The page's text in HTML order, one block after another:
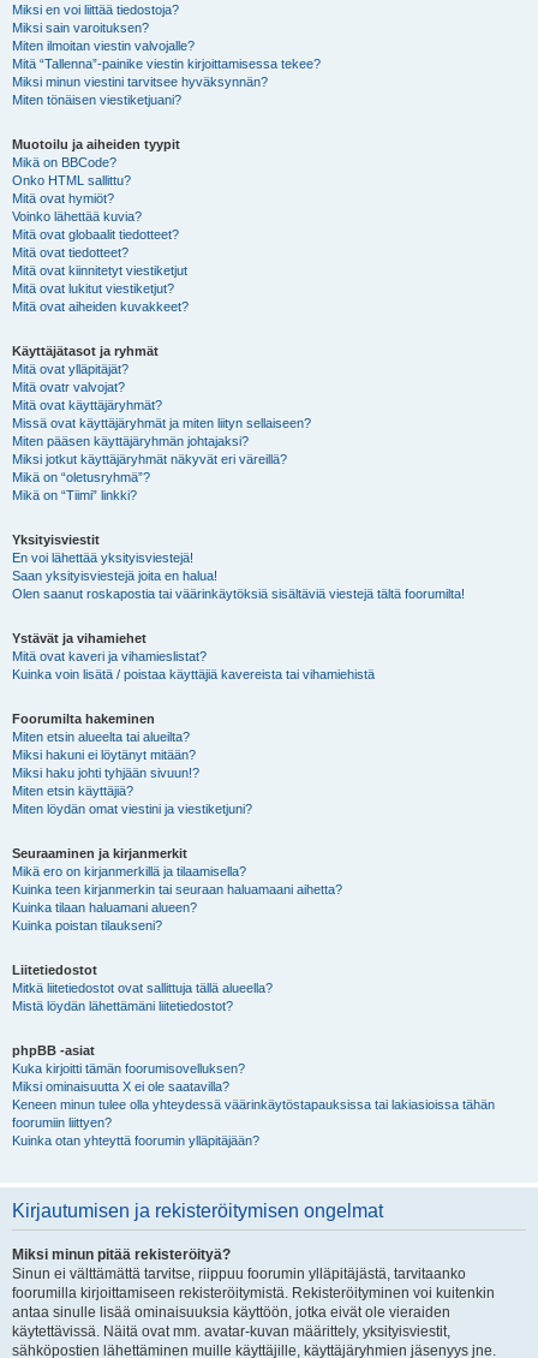
Miksi en voi liittää tiedostoja?
Miksi sain varoituksen?
Miten ilmoitan viestin valvojalle?
Mitä “Tallenna”-painike viestin kirjoittamisessa tekee?
Miksi minun viestini tarvitsee hyväksynnän?
Miten tönäisen viestiketjuani?
Muotoilu ja aiheiden tyypit
Mikä on BBCode?
Onko HTML sallittu?
Mitä ovat hymiöt?
Voinko lähettää kuvia?
Mitä ovat globaalit tiedotteet?
Mitä ovat tiedotteet?
Mitä ovat kiinnitetyt viestiketjut
Mitä ovat lukitut viestiketjut?
Mitä ovat aiheiden kuvakkeet?
Käyttäjätasot ja ryhmät
Mitä ovat ylläpitäjät?
Mitä ovatr valvojat?
Mitä ovat käyttäjäryhmät?
Missä ovat käyttäjäryhmät ja miten liityn sellaiseen?
Miten pääsen käyttäjäryhmän johtajaksi?
Miksi jotkut käyttäjäryhmät näkyvät eri väreillä?
Mikä on “oletusryhmä”?
Mikä on “Tiimi” linkki?
Yksityisviestit
En voi lähettää yksityisviestejä!
Saan yksityisviestejä joita en halua!
Olen saanut roskapostia tai väärinkäytöksiä sisältäviä viestejä tältä foorumilta!
Ystävät ja vihamiehet
Mitä ovat kaveri ja vihamieslistat?
Kuinka voin lisätä / poistaa käyttäjiä kavereista tai vihamiehistä
Foorumilta hakeminen
Miten etsin alueelta tai alueilta?
Miksi hakuni ei löytänyt mitään?
Miksi haku johti tyhjään sivuun!?
Miten etsin käyttäjiä?
Miten löydän omat viestini ja viestiketjuni?
Seuraaminen ja kirjanmerkit
Mikä ero on kirjanmerkillä ja tilaamisella?
Kuinka teen kirjanmerkin tai seuraan haluamaani aihetta?
Kuinka tilaan haluamani alueen?
Kuinka poistan tilaukseni?
Liitetiedostot
Mitkä liitetiedostot ovat sallittuja tällä alueella?
Mistä löydän lähettämäni liitetiedostot?
phpBB -asiat
Kuka kirjoitti tämän foorumisovelluksen?
Miksi ominaisuutta X ei ole saatavilla?
Keneen minun tulee olla yhteydessä väärinkäytöstapauksissa tai lakiasioissa tähän
foorumiin liittyen?
Kuinka otan yhteyttä foorumin ylläpitäjään?
Kirjautumisen ja rekisteröitymisen ongelmat
Miksi minun pitää rekisteröityä?
Sinun ei välttämättä tarvitse, riippuu foorumin ylläpitäjästä, tarvitaanko
foorumilla kirjoittamiseen rekisteröitymistä. Rekisteröityminen voi kuitenkin
antaa sinulle lisää ominaisuuksia käyttöön, jotka eivät ole vieraiden
käytettävissä. Näitä ovat mm. avatar-kuvan määrittely, yksityisviestit,
sähköpostien lähettäminen muille käyttäjille, käyttäjäryhmien jäsenyys jne.